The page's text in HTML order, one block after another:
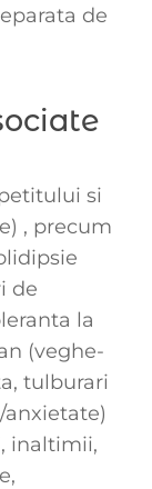
de
si
, precum
de
la
(veghe-
tulburari
inaltimii,